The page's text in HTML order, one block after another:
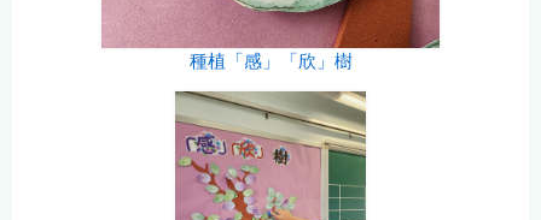
種植「感」「欣」樹